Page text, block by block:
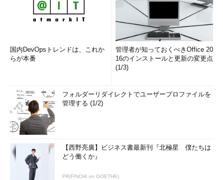
ン直前のメモリやCPUの状態）を「
休止状態としてディスクに保
」しておき、「 起動時にはその休止状態から復帰させる
にすれば、いちいち初期化する必要がなくなるというわけだ。た
だし一般的な休止（ハイバネーション）状態と違い、高速スター
トアップではユーザー・セッションをすべて終了させ、ユーザ
ー・シェルまで終了させた状態にしてから、カーネルを休止して
域が少なくて済む（カーネル・メモリの分だけなので数
100Mybtesでよい）。
国内DevOpsトレンドは、これか
らが本番
管理者が知っておくべきOffice 20
16のインストールと更新の変更点
(1/3)
フォルダーリダイレクトでユーザープロファイルを
管理する (1/2)
【西野亮廣】ビジネス書最新刊『北極星 僕たちは
どう働くか』
PR(FINCHI on GOETHE)